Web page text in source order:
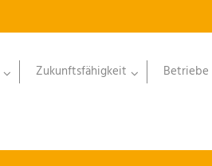
Zukunftsfähigkeit Betriebe